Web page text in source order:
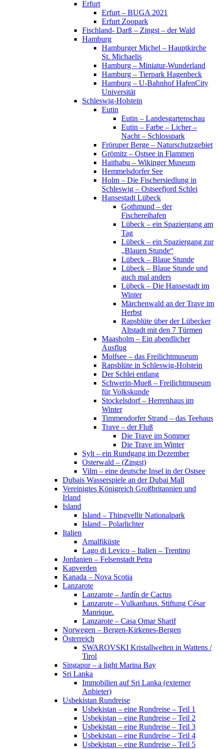
Erfurt
Erfurt – BUGA 2021
Erfurt Zoopark
Fischland- Darß – Zingst – der Wald
Hamburg
Hamburger Michel – Hauptkirche
St. Michaelis
Hamburg – Miniatur-Wunderland
Hamburg – Tierpark Hagenbeck
Hamburg – U-Bahnhof HafenCity
Universität
Schleswig-Holstein
Eutin
Eutin – Landesgartenschau
Eutin – Farbe – Licher –
Nacht – Schlosspark
Fröruper Berge – Naturschutzgebiet
Grömitz – Ostsee in Flammen
Haithabu – Wikinger Museum
Hemmelsdorfer See
Holm – Die Fischersiedlung in
Schleswig – Ostseefjord Schlei
Hansestadt Lübeck
Gothmund – der
Fischereihafen
Lübeck – ein Spaziergang am
Tag
Lübeck – ein Spaziergang zur
„Blauen Stunde“
Lübeck – Blaue Stunde
Lübeck – Blaue Stunde und
auch mal anders
Lübeck – Die Hansestadt im
Winter
Märchenwald an der Trave im
Herbst
Rapsblüte über der Lübecker
Altstadt mit den 7 Türmen
Maasholm – Ein abendlicher
Ausflug
Molfsee – das Freilichtmuseum
Rapsblüte in Schleswig-Holstein
Der Schlei entlang
Schwerin-Mueß – Freilichtmuseum
für Volkskunde
Stockelsdorf – Herrenhaus im
Winter
Timmendorfer Strand – das Teehaus
Trave – der Fluß
Die Trave im Sommer
Die Trave im Winter
Sylt – ein Rundgang im Dezember
Osterwald – (Zingst)
Vilm – eine deutsche Insel in der Ostsee
Dubais Wasserspiele an der Dubai Mall
Vereinigtes Königreich Großbritannien und
Irland
Island
Island – Thingvellir Nationalpark
Island – Polarlichter
Italien
Amalfiküste
Lago di Levico – Italien – Trentino
Jordanien – Felsenstadt Petra
Kapverden
Kanada – Nova Scotia
Lanzarote
Lanzarote – Jardín de Cactus
Lanzarote – Vulkanhaus. Stiftung César
Manrique.
Lanzarote – Casa Omar Sharif
Norwegen – Bergen-Kirkenes-Bergen
Österreich
SWAROVSKI Kristallwelten in Wattens /
Tirol
Singapur – a light Marina Bay
Sri Lanka
Immobilien auf Sri Lanka (externer
Anbieter)
Usbekistan Rundreise
Usbekistan – eine Rundreise – Teil 1
Usbekistan – eine Rundreise – Teil 2
Usbekistan – eine Rundreise – Teil 3
Usbekistan – eine Rundreise – Teil 4
Usbekistan – eine Rundreise – Teil 5